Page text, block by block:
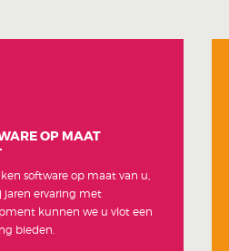
OP MAAT
software op maat van u,
jaren ervaring met
kunnen we u vlot een
bieden.